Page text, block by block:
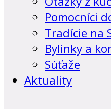
Pomocníci
Tradície na
Bylinky a
Súťaže
Aktuality